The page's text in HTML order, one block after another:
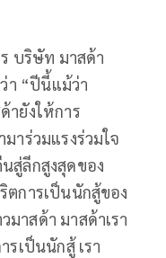
บริษัท มาสด้า
า “ปีนี้แม้ว่า
ายังให้การ
าร่วมแรงร่วมใจ
สู่ลีกสูงสุดของ
ตการเป็นนักสู้ของ
าสด้า มาสด้าเรา
รเป็นนักสู้ เรา